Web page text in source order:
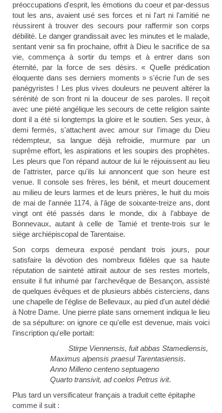
préoccupations d'esprit, les émotions du coeur et par-dessus
tout les ans, avaient usé ses forces et ni l'art ni l'amitié ne
réussirent à trouver des secours pour raffermir son corps
débilité. Le danger grandissait avec les minutes et le malade,
sentant venir sa fin prochaine, offrit à Dieu le sacrifice de sa
vie, commença à sortir du temps et à entrer dans son
éternité, par la force de ses désirs. « Quelle prédication
éloquente dans ses derniers moments » s'écrie l'un de ses
panégyristes ! Les plus vives douleurs ne peuvent altérer la
sérénité de son front ni la douceur de ses paroles. Il reçoit
avec une piété angélique les secours de cette religion sainte
dont il a été si longtemps la gloire et le soutien. Ses yeux, à
demi fermés, s'attachent avec amour sur l'image du Dieu
rédempteur, sa langue déjà refroidie, murmure par un
suprême effort, les aspirations et les soupirs des prophètes.
Les pleurs que l'on répand autour de lui le réjouissent au lieu
de l'attrister, parce qu'ils lui annoncent que son heure est
venue. Il console ses frères, les bénit, et meurt doucement
au milieu de leurs larmes et de leurs prières, le huit du mois
de mai de l'année 1174, à l'âge de soixante-treize ans, dont
vingt ont été passés dans le monde, dix à l’abbaye de
Bonnevaux, autant à celle de Tamié et trente-trois sur le
siège archiépiscopal de Tarentaise.
Son corps demeura exposé pendant trois jours, pour
satisfaire la dévotion des nombreux fidèles que sa haute
réputation de sainteté attirait autour de ses restes mortels,
ensuite il fut inhumé par l'archevêque de Besançon, assisté
de quelques évêques et de plusieurs abbés cisterciens, dans
une chapelle de l'église de Bellevaux, au pied d'un autel dédié
à Notre Dame. Une pierre plate sans ornement indiqua le lieu
de sa sépulture: on ignore ce qu'elle est devenue, mais voici
l'inscription qu'elle portait:
Stirpe Viennensis, fuit abbas Stamediensis,
Maximus alpensis praesul Tarentasiensis.
Anno Milleno centeno septuageno
Quarto transivit, ad coelos Petrus ivit.
Plus tard un versificateur français a traduit cette épitaphe
comme il suit :